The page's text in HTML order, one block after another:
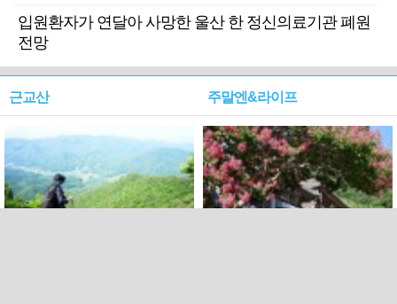
입원환자가 연달아 사망한 울산 한 정신의료기관 폐원
전망
근교산 주말엔&라이프